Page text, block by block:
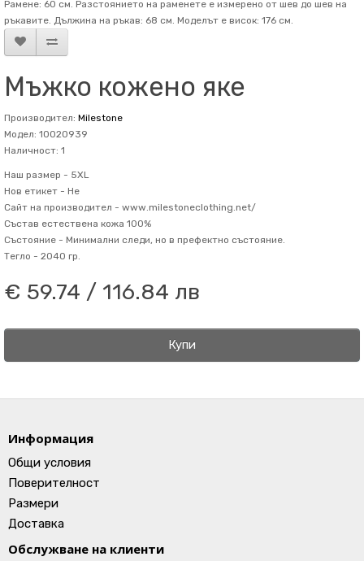
Рамене: 60 см. Разстоянието на раменете е измерено от шев до шев на
ръкавите. Дължина на ръкав: 68 см. Mоделът е висок: 176 см.
Мъжко кожено яке
Производител: Milestone
Модел: 10020939
Наличност: 1
Наш размер - 5XL
Нов етикет - Не
Сайт на производител - www.milestoneclothing.net/
Състав естествена кожа 100%
Състояние - Минимални следи, но в префектно състояние.
Тегло - 2040 гр.
€ 59.74 / 116.84 лв
Купи
Информация
Общи условия
Поверителност
Размери
Доставка
Обслужване на клиенти